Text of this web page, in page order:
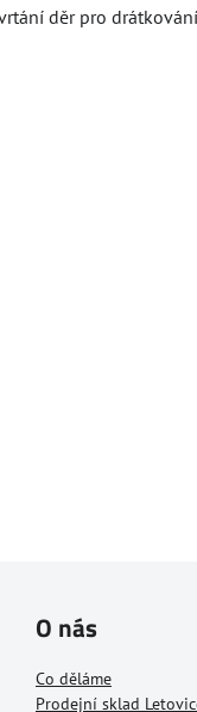
děr pro
O nás
Co děláme
Prodejní sklad